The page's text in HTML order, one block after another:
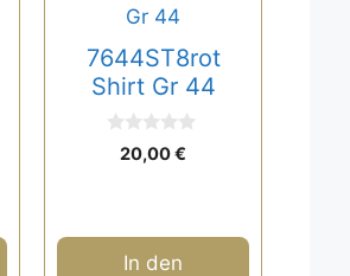
7644ST8rot
Shirt Gr 44
20,00€
In den